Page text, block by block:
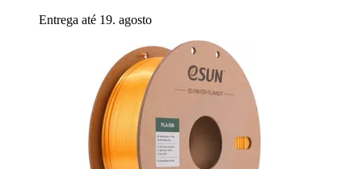
Entrega até 19. agosto